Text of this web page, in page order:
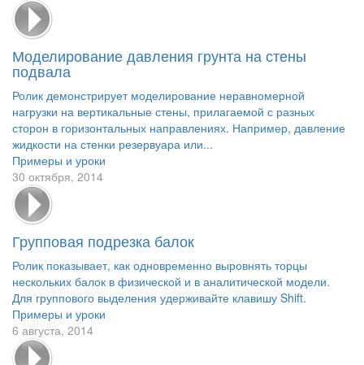
Моделирование давления грунта на стены
подвала
Ролик демонстрирует моделирование неравномерной
нагрузки на вертикальные стены, прилагаемой с разных
сторон в горизонтальных направлениях. Например, давление
жидкости на стенки резервуара или...
Примеры и уроки
30 октября, 2014
Групповая подрезка балок
Ролик показывает, как одновременно выровнять торцы
нескольких балок в физической и в аналитической модели.
Для группового выделения удерживайте клавишу Shift.
Примеры и уроки
6 августа, 2014